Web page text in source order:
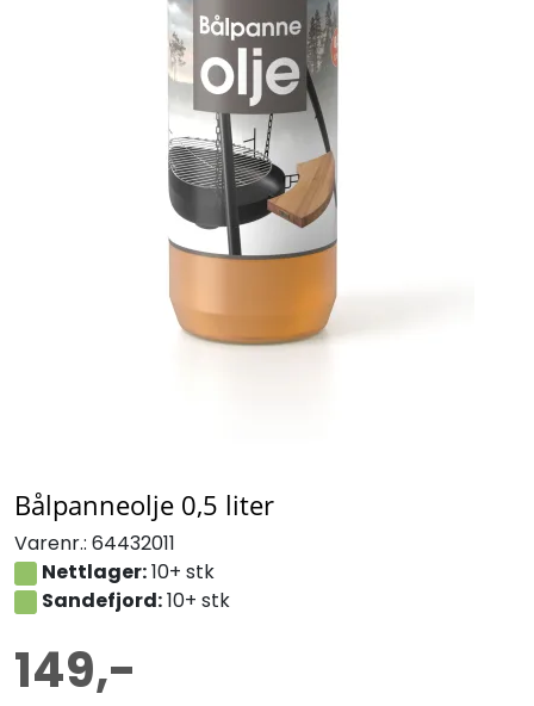
Bålpanneolje 0,5 liter
Varenr.: 64432011
Nettlager:10+ stk
Sandefjord:10+ stk
149,-